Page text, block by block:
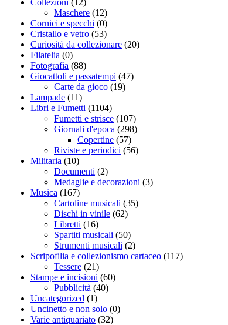
Collezioni (12)
Maschere (12)
Cornici e specchi (0)
Cristallo e vetro (53)
Curiosità da collezionare (20)
Filatelia (0)
Fotografia (88)
Giocattoli e passatempi (47)
Carte da gioco (19)
Lampade (11)
Libri e Fumetti (1104)
Fumetti e strisce (107)
Giornali d'epoca (298)
Copertine (57)
Riviste e periodici (56)
Militaria (10)
Documenti (2)
Medaglie e decorazioni (3)
Musica (167)
Cartoline musicali (35)
Dischi in vinile (62)
Libretti (16)
Spartiti musicali (50)
Strumenti musicali (2)
Scripofilia e collezionismo cartaceo (117)
Tessere (21)
Stampe e incisioni (60)
Pubblicità (40)
Uncategorized (1)
Uncinetto e non solo (0)
Varie antiquariato (32)